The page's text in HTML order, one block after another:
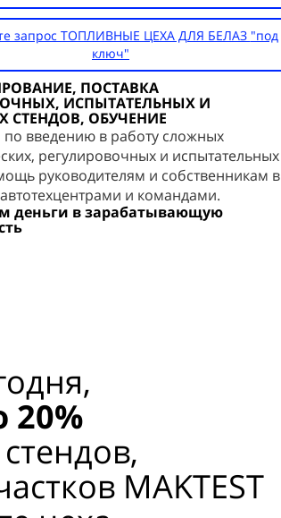
запрос ТОПЛИВНЫЕ ЦЕХА ДЛЯ БЕЛАЗ "под
ключ"
ПОСТАВКА
ИСПЫТАТЕЛЬНЫХ И
СТЕНДОВ, ОБУЧЕНИЕ
по введению в работу сложных
регулировочных и испытательных
руководителям и собственникам в
и командами.
деньги в зарабатывающую
20%
MAKTEST